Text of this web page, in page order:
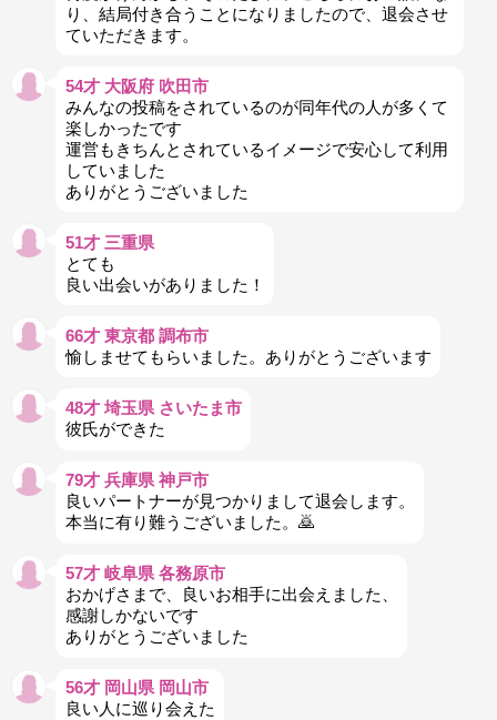
り、結局付き合うことになりましたので、退会させ
ていただきます。
54才 大阪府 吹田市
みんなの投稿をされているのが同年代の人が多くて
楽しかったです
運営もきちんとされているイメージで安心して利用
していました
ありがとうございました
51才 三重県
とても
良い出会いがありました！
66才 東京都 調布市
愉しませてもらいました。ありがとうございます
48才 埼玉県 さいたま市
彼氏ができた
79才 兵庫県 神戸市
良いパートナーが見つかりまして退会します。
本当に有り難うございました。🙇
57才 岐阜県 各務原市
おかげさまで、良いお相手に出会えました、
感謝しかないです
ありがとうございました
56才 岡山県 岡山市
良い人に巡り会えた